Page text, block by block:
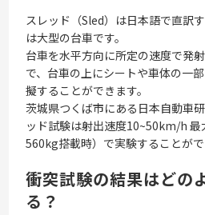
スレッド（Sled）は日本語で直訳
は大型の台車です。
台車を水平方向に所定の速度で発
で、台車の上にシートや車体の一
擬することができます。
茨城県つくば市にある日本自動車
ッド試験は射出速度10~50km/h 最
560kg搭載時）で実験することがで
衝突試験の結果はどの
る？